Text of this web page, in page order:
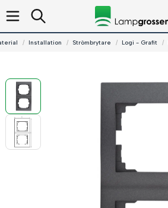
Installation Strömbrytare Logi - Grafit